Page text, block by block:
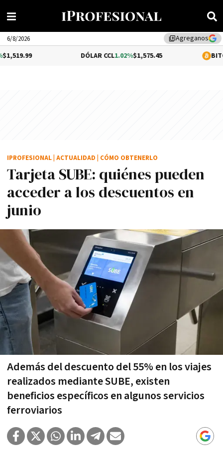
library_addAgreganos
6/8/2026
1.02%$1,575.45 0.2%
Tarjeta SUBE: quiénes pueden
acceder a los descuentos en
junio
Además del descuento del 55% en los viajes
realizados mediante SUBE, existen
beneficios específicos en algunos servicios
ferroviarios
IPROFESIONAL ACTUALIDAD CÓMO OBTENERLO